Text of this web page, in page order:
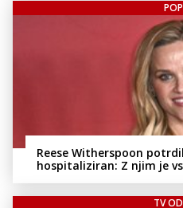
Reese Witherspoon
hospitaliziran: Z njim je
TV